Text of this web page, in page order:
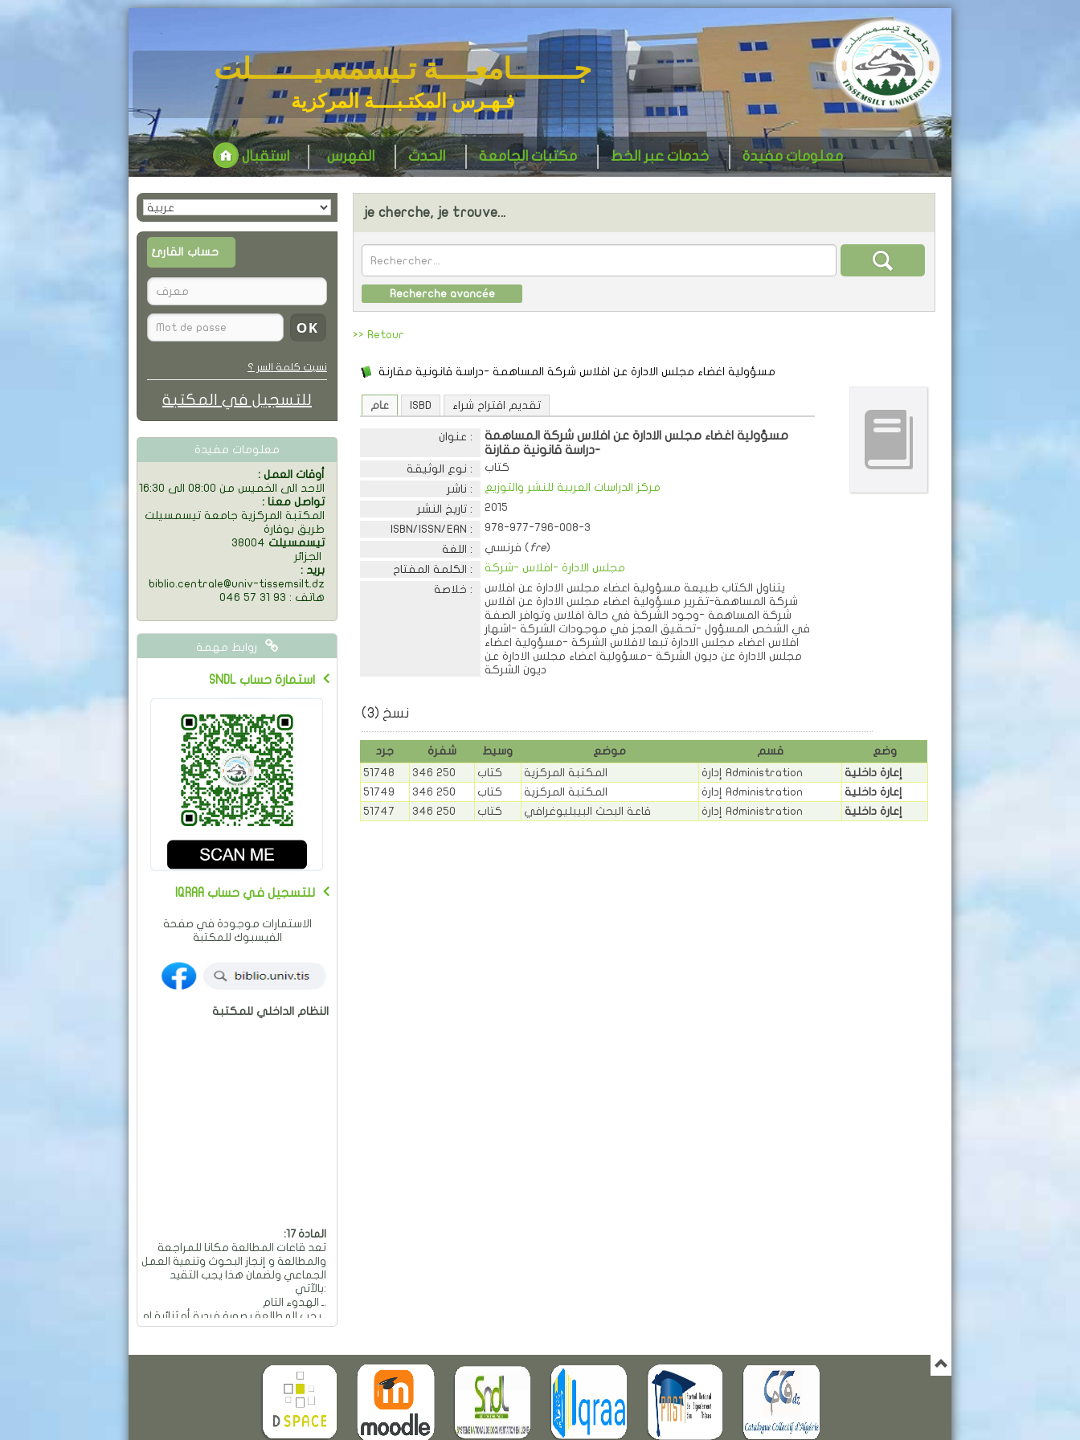
جـــــــامعــــة تـيسمسيـــــــلت
فـهـرس المكتـبــــة المركزية
الفهرس الحدث مكتبات الجامعة خدمات عبر الخط معلومات مفيدة استقبال
je cherche, je trouve...
Recherche avancée
>> Retour
مسؤولية اغضاء مجلس الادارة عن افلاس شركة المساهمة -دراسة قانونية مقارنة
عام ISBD تقديم اقتراح شراء
عنوان :
مسؤولية اغضاء مجلس الادارة عن افلاس شركة المساهمة
-دراسة قانونية مقارنة
نوع الوثيقة :
كتاب
ناشر :
مركز الدراسات العربية للنشر والتوزيع
تاريخ النشر :
2015
ISBN/ISSN/EAN :
978-977-796-008-3
اللغة :
فرنسي ( fre)
الكلمة المفتاح :
مجلس الادارة -افلاس -شركة
خلاصة :
يتناول الكتاب طبيعة مسؤولية اعضاء مجلس الادارة عن افلاس
شركة المساهمة-تقرير مسؤولية اعضاء مجلس الادارة عن افلاس
شركة المساهمة -وجود الشركة في حالة افلاس وتوافر الصفة
في الشخص المسؤول -تحقيق العجز في موجودات الشركة -اشهار
افلاس اعضاء مجلس الادارة تبعا لافلاس الشركة -مسؤولية اعضاء
مجلس الادارة عن ديون الشركة -مسؤولية اعضاء مجلس الادارة عن
ديون الشركة
نسخ (3)
جرد شفرة وسيط موضع قسم
وضع
51748
346 250 كتاب المكتبة المركزية إدارة Administration
إعارة داخلية
51749
346 250 كتاب المكتبة المركزية إدارة Administration
إعارة داخلية
51747
346 250 كتاب قاعة البحث البيبليوغرافي إدارة Administration إعارة داخلية
حساب القارئ
نسيت كلمة السر ؟
للتسجيل في المكتبة
معلومات مفيدة
: أوقات العمل
الاحد الى الخميس من 08:00 الى 16:30
: تواصل معنا
المكتبة المركزية جامعة تيسمسيلت
طريق بوقارة
38004 تيسمسيلت
: بريد
biblio.centrale@univ-tissemsilt.dz
046 57 31 93 : هاتف
روابط مهمة
SNDL استمارة حساب
IQRAA للتسجيل في حساب
الاستمارات موجودة في صفحة
الفيسبوك للمكتبة
النظام الداخلي للمكتبة
تعد قاعات المطالعة مكانا للمراجعة
والمطالعة و إنجاز البحوث وتنمية العمل
الجماعي ولضمان هذا يجب التقيد
بالآتي:
ـ الهدوء التام.
ـ يجب المطالعة بصورة فردية أو ثنائية او
ـ ممنوع تجاوز عدد المقاعد المسموح
ـ ممنوع تحريك وتحويل الأثاث من
معدات وطاولات وكراسي من أماكنها